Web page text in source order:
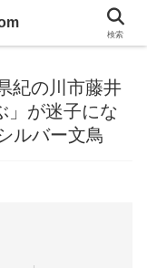
紀の川市藤井
」が迷子にな
ルバー文鳥
検索